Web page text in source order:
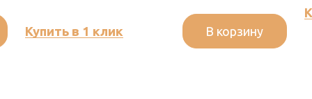
Купить в 1 клик В корзину